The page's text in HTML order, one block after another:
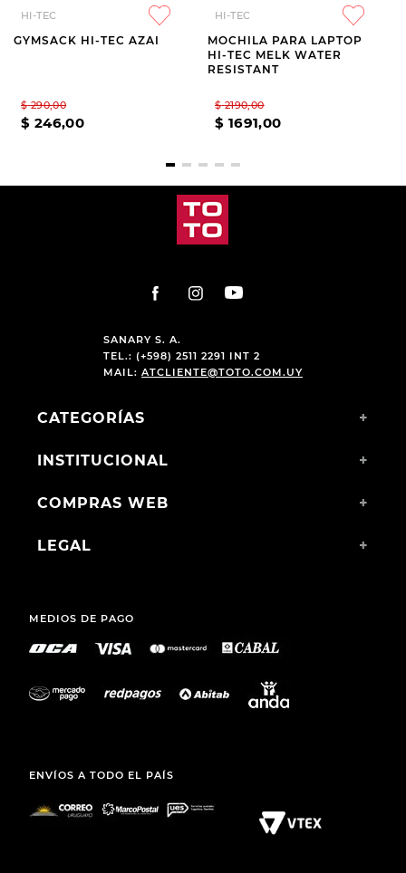
HI-TEC
GYMSACK HI-TEC AZAI
$ 290,00
$ 246,00
HI-TEC
MOCHILA PARA LAPTOP
HI-TEC MELK WATER
RESISTANT
$ 2190,00
$ 1691,00
SANARY S. A.
TEL.: (+598) 2511 2291 INT 2
MAIL: ATCLIENTE@TOTO.COM.UY
CATEGORÍAS +
INSTITUCIONAL +
COMPRAS WEB +
LEGAL +
MEDIOS DE PAGO
ENVÍOS A TODO EL PAÍS